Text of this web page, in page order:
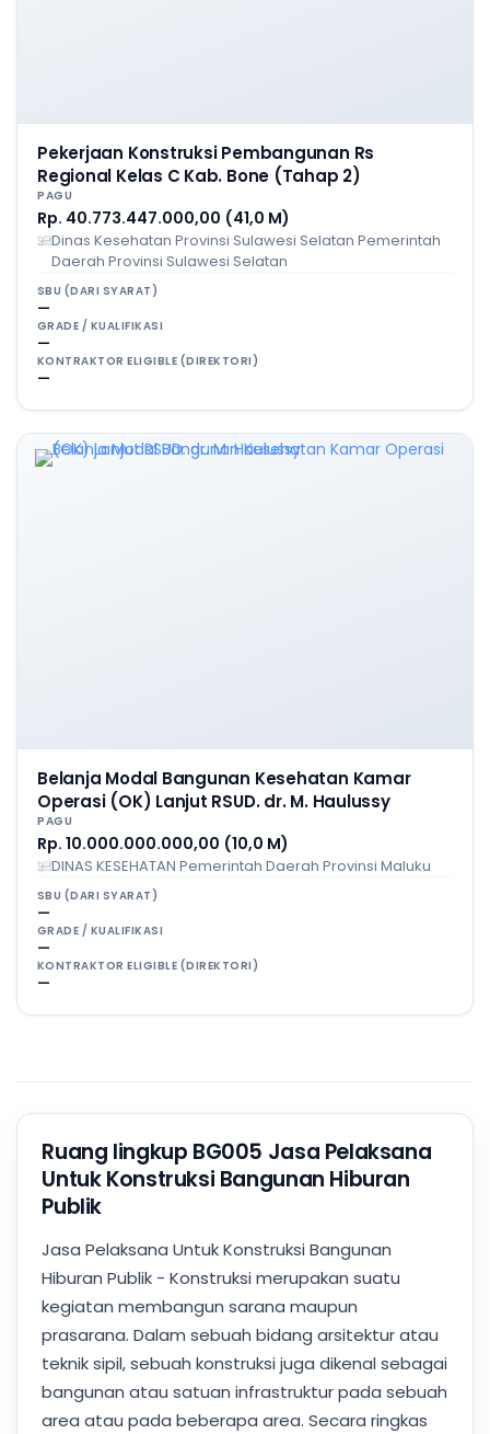
Pekerjaan Konstruksi Pembangunan Rs
Regional Kelas C Kab. Bone (Tahap 2)
PAGU
Rp. 40.773.447.000,00 (41,0 M)
Dinas Kesehatan Provinsi Sulawesi Selatan Pemerintah
Daerah Provinsi Sulawesi Selatan
SBU (DARI SYARAT)
—
GRADE / KUALIFIKASI
—
KONTRAKTOR ELIGIBLE (DIREKTORI)
—
Belanja Modal Bangunan Kesehatan Kamar
Operasi (OK) Lanjut RSUD. dr. M. Haulussy
PAGU
Rp. 10.000.000.000,00 (10,0 M)
DINAS KESEHATAN Pemerintah Daerah Provinsi Maluku
SBU (DARI SYARAT)
—
GRADE / KUALIFIKASI
—
KONTRAKTOR ELIGIBLE (DIREKTORI)
—
Ruang lingkup BG005 Jasa Pelaksana
Untuk Konstruksi Bangunan Hiburan
Publik
Jasa Pelaksana Untuk Konstruksi Bangunan
Hiburan Publik - Konstruksi merupakan suatu
kegiatan membangun sarana maupun
prasarana. Dalam sebuah bidang arsitektur atau
teknik sipil, sebuah konstruksi juga dikenal sebagai
bangunan atau satuan infrastruktur pada sebuah
area atau pada beberapa area. Secara ringkas